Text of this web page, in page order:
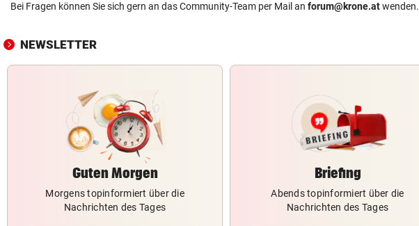
Bei Fragen können Sie sich gern an das Community-Team per Mail an forum@krone.atwenden.
NEWSLETTER
Guten Morgen
Morgens topinformiert über die
Nachrichten des Tages
Briefing
Abends topinformiert über die
Nachrichten des Tages